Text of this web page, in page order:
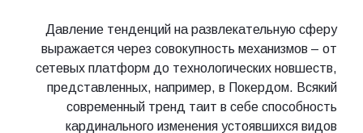
Давление тенденций на
выражается через совокупность
сетевых платформ до технологических
представленных, например, в
современный тренд таит в себе
кардинального изменения